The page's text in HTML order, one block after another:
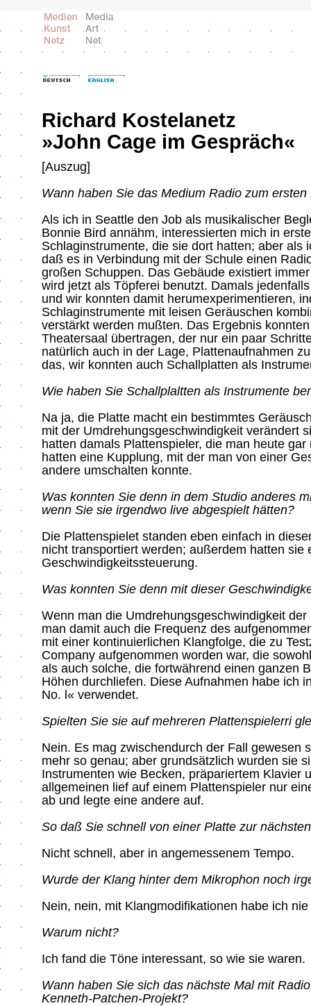
Richard Kostelanetz
»John Cage im Gespräch«
[Auszug]
Wann haben Sie das Medium Radio zum
Als ich in Seattle den Job als musikalischer
Bonnie Bird annähm, interessierten mich in
Schlaginstrumente, die sie dort hatten; aber als
daß es in Verbindung mit der Schule einen
großen Schuppen. Das Gebäude existiert
wird jetzt als Töpferei benutzt. Damals
und wir konnten damit herumexperimentieren,
Schlaginstrumente mit leisen Geräuschen
verstärkt werden mußten. Das Ergebnis
Theatersaal übertragen, der nur ein paar
natürlich auch in der Lage, Plattenaufnahmen
das, wir konnten auch Schallplatten als
Wie haben Sie Schallplaltten als Instrumente
Na ja, die Platte macht ein bestimmtes
mit der Umdrehungsgeschwindigkeit verändert
hatten damals Plattenspieler, die man heute
hatten eine Kupplung, mit der man von einer
andere umschalten konnte.
Was konnten Sie denn in dem Studio anderes
wenn Sie sie irgendwo live abgespielt hätten?
Die Plattenspielet standen eben einfach in
nicht transportiert werden; außerdem hatten sie
Geschwindigkeitssteuerung.
Was konnten Sie denn mit dieser
Wenn man die Umdrehungsgeschwindigkeit
man damit auch die Frequenz des
mit einer kontinuierlichen Klangfolge, die zu
Company aufgenommen worden war, die
als auch solche, die fortwährend einen ganzen
Höhen durchliefen. Diese Aufnahmen habe ich
No. l« verwendet.
Spielten Sie sie auf mehreren Plattenspielerri
Nein. Es mag zwischendurch der Fall gewesen
mehr so genau; aber grundsätzlich wurden sie
Instrumenten wie Becken, präpariertem Klavier
allgemeinen lief auf einem Plattenspieler nur
ab und legte eine andere auf.
So daß Sie schnell von einer Platte zur
Nicht schnell, aber in angemessenem Tempo.
Wurde der Klang hinter dem Mikrophon noch
Nein, nein, mit Klangmodifikationen habe ich
Warum nicht?
Ich fand die Töne interessant, so wie sie waren.
Wann haben Sie sich das nächste Mal mit
Kenneth-Patchen-Projekt?